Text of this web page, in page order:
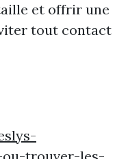
et offrir une
tout contact